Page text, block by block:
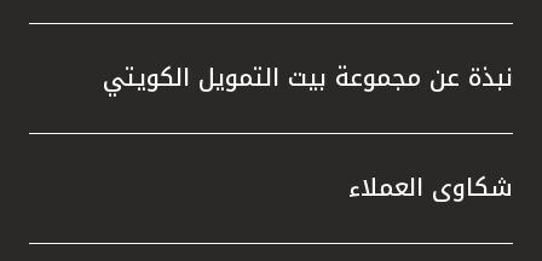
نبذة عن مجموعة بيت التمويل الكويتي
شكاوى العملاء